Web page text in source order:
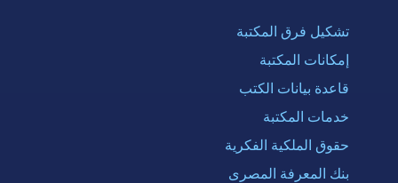
تشكيل فرق المكتبة
إمكانات المكتبة
قاعدة بيانات الكتب
خدمات المكتبة
حقوق الملكية الفكرية
بنك المعرفة المصرى